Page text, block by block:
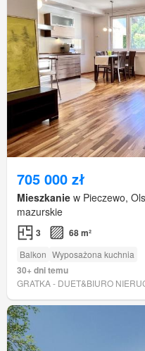
705 000 zł
Mieszkanie w Pieczewo,
mazurskie
3 68 m²
Balkon Wyposażona kuchnia
30+ dni temu